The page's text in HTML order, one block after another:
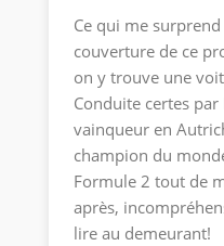
Ce qui me
couverture de ce
on y trouve une
Conduite certes
vainqueur en
champion du
Formule 2 tout de
après,
lire au demeurant!